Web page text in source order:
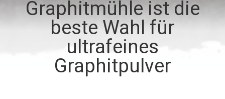
TRETEN
Graphitmühle ist die
beste Wahl für
ultrafeines
Graphitpulver